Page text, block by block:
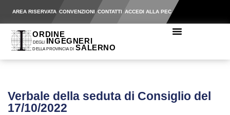
AREA RISERVATA CONVENZIONI CONTATTI ACCEDI ALLA PEC
Verbale della seduta di Consiglio del
17/10/2022